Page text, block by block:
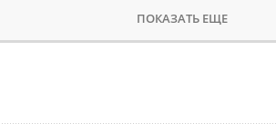
ПОКАЗАТЬ ЕЩЕ